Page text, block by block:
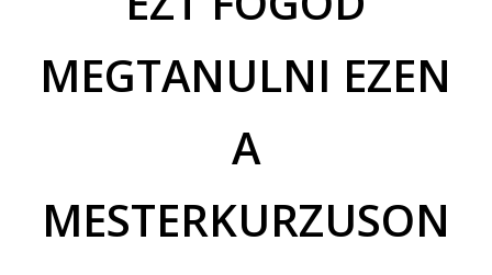
MEGTANULNI EZEN
A
MESTERKURZUSON